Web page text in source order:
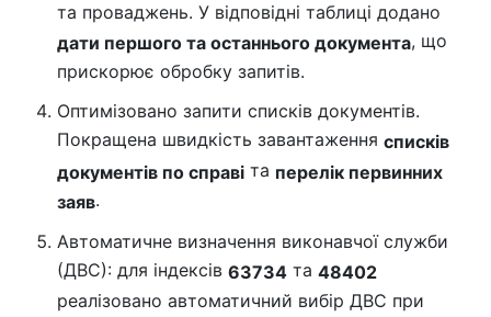
та проваджень. У відповідні таблиці додано
дати першого та останнього документа, що
прискорює обробку запитів.
Оптимізовано запити списків документів.
Покращена швидкість завантаження списків
документів по справі та перелік первинних
заяв.
Автоматичне визначення виконавчої служби
(ДВС): для індексів 63734 та 48402
реалізовано автоматичний вибір ДВС при